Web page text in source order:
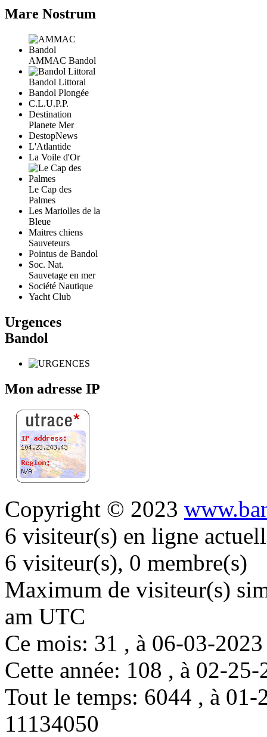
Mare Nostrum
AMMAC Bandol
Bandol Littoral
Bandol Plongée
C.L.U.P.P.
Destination
Planete Mer
DestopNews
L'Atlantide
La Voile d'Or
Le Cap des
Palmes
Les Mariolles de la
Bleue
Maitres chiens
Sauveteurs
Pointus de Bandol
Soc. Nat.
Sauvetage en mer
Société Nautique
Yacht Club
Urgences
Bandol
Mon adresse IP
Copyright © 2023
6 visiteur(s) en ligne
6 visiteur(s), 0 membre(s)
Maximum de visiteur(s)
am UTC
Ce mois: 31 , à 06-03-
Cette année: 108 , à 02-
Tout le temps: 6044 , à
11134050